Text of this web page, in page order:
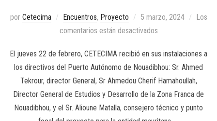
por Cetecima Encuentros, Proyecto 5 marzo, 2024
Los
comentarios están desactivados
El jueves 22 de febrero, CETECIMA recibió en sus instalaciones a
los directivos del Puerto Autónomo de Nouadibhou: Sr. Ahmed
Tekrour, director General, Sr Ahmedou Cherif Hamahoullah,
Director General de Estudios y Desarrollo de la Zona Franca de
Nouadibhou, y el Sr. Alioune Matalla, consejero técnico y punto